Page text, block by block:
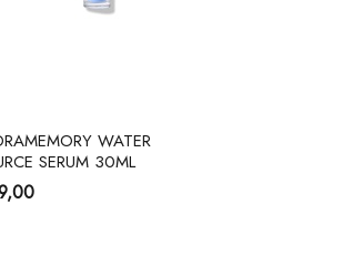
WATER
SERUM 30ML